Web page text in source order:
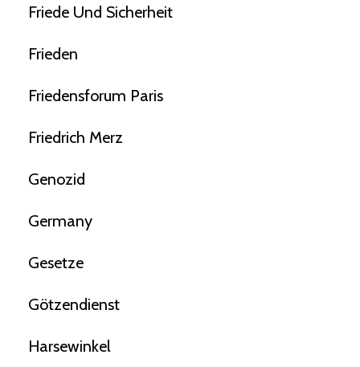
Friede Und Sicherheit
Frieden
Friedensforum Paris
Friedrich Merz
Genozid
Germany
Gesetze
Götzendienst
Harsewinkel